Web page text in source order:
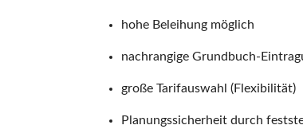
hohe Beleihung möglich
nachrangige Grundbuch-
große Tarifauswahl (Flexibilität)
Planungssicherheit durch